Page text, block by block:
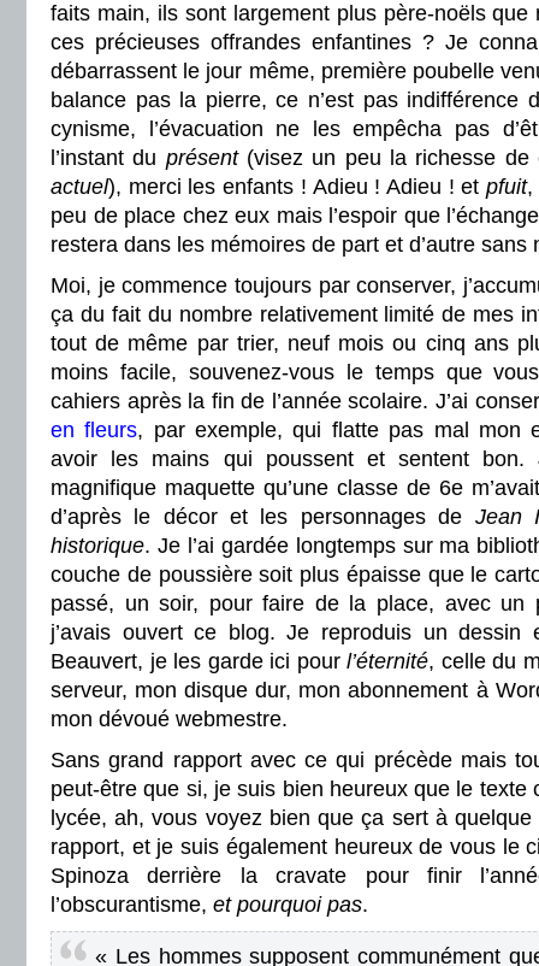
faits main, ils sont largement plus père-noëls que
ces précieuses offrandes enfantines ? Je
débarrassent le jour même, première poubelle
balance pas la pierre, ce n’est pas indifférence
cynisme, l’évacuation ne les empêcha pas
l’instant du présent(visez un peu la richesse
actuel), merci les enfants ! Adieu ! Adieu ! etpfuit,
peu de place chez eux mais l’espoir que
restera dans les mémoires de part et d’autre sans
Moi, je commence toujours par conserver,
ça du fait du nombre relativement limité de mes
tout de même par trier, neuf mois ou cinq ans
moins facile, souvenez-vous le temps que
cahiers après la fin de l’année scolaire. J’ai
en fleurs, par exemple, qui flatte pas mal mon
avoir les mains qui poussent et sentent
magnifique maquette qu’une classe de 6e
d’après le décor et les personnages de Jean
historique. Je l’ai gardée longtemps sur ma
couche de poussière soit plus épaisse que le
passé, un soir, pour faire de la place, avec un
j’avais ouvert ce blog. Je reproduis un dessin
Beauvert, je les garde ici pour l’éternité, celle du
serveur, mon disque dur, mon abonnement à
mon dévoué webmestre.
Sans grand rapport avec ce qui précède mais
peut-être que si, je suis bien heureux que le texte
lycée, ah, vous voyez bien que ça sert à quelque
rapport, et je suis également heureux de vous le
Spinoza derrière la cravate pour finir
l’obscurantisme, et pourquoi pas.
« Les hommes supposent communément